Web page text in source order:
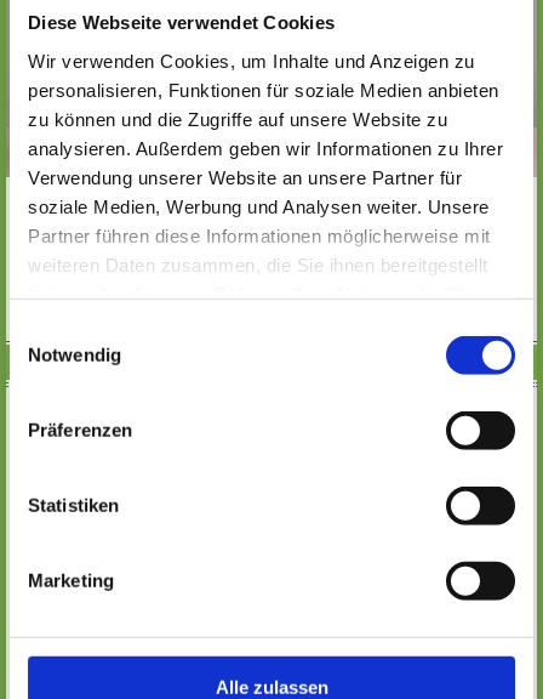
Diese Webseite verwendet Cookies
Wir verwenden Cookies, um Inhalte und Anzeigen zu
personalisieren, Funktionen für soziale Medien anbieten
zu können und die Zugriffe auf unsere Website zu
analysieren. Außerdem geben wir Informationen zu Ihrer
Verwendung unserer Website an unsere Partner für
soziale Medien, Werbung und Analysen weiter. Unsere
Partner führen diese Informationen möglicherweise mit
weiteren Daten zusammen, die Sie ihnen bereitgestellt
Datenschutzhinweise
Notwendig
Präferenzen
Statistiken
Marketing
Alle zulassen
Während der Rüsselsheimer Lesewochen werden mit dem
Förderverein "Lesen und lesen lassen e.V." Lesungen für
Schulen in Rüsselsheim veranstaltet.
MEHR
BILDERBUCHZEIT